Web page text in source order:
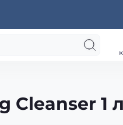
Cleanser 1